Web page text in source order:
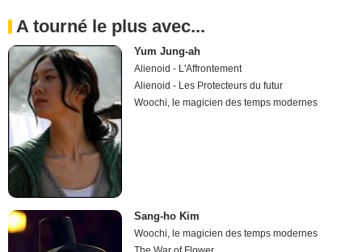
A tourné le plus avec...
Yum Jung-ah
Alienoid - L'Affrontement
Alienoid - Les Protecteurs du futur
Woochi, le magicien des temps modernes
Sang-ho Kim
Woochi, le magicien des temps modernes